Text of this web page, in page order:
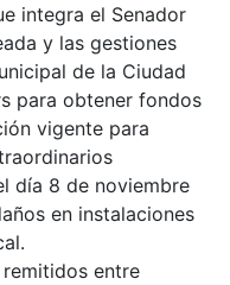
integra el Senador
y las gestiones
de la Ciudad
para obtener fondos
vigente para
día 8 de noviembre
en instalaciones
entre